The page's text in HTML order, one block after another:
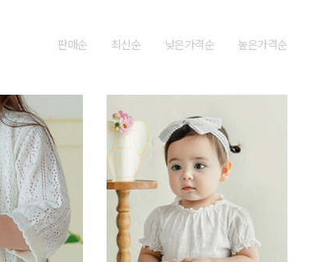
판매순 최신순 낮은가격순 높은가격순